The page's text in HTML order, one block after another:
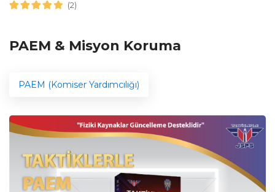
(2)
PAEM & Misyon Koruma
PAEM (Komiser Yardımcılığı)